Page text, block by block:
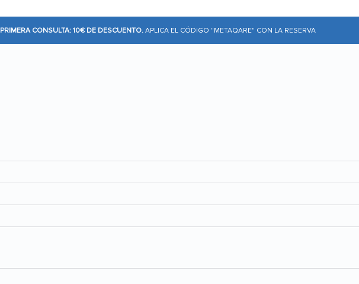
PRIMERA CONSULTA: 10€ DE DESCUENTO. APLICA EL CÓDIGO "METAQARE" CON LA RESERVA